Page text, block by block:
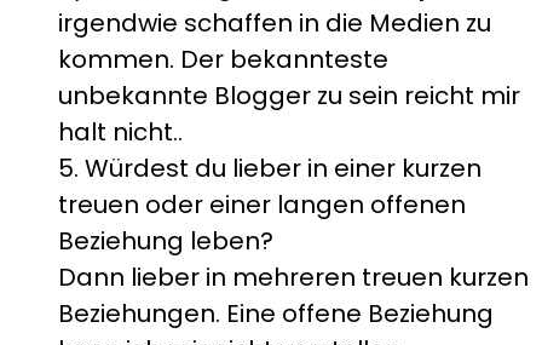
irgendwie schaffen in die Medien zu
kommen. Der bekannteste
unbekannte Blogger zu sein reicht mir
halt nicht..
5. Würdest du lieber in einer kurzen
treuen oder einer langen offenen
Beziehung leben?
Dann lieber in mehreren treuen kurzen
Beziehungen. Eine offene Beziehung